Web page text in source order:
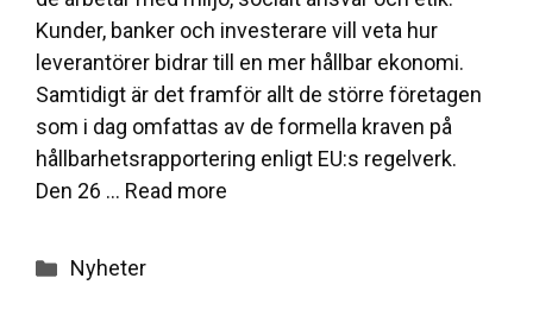
Kunder, banker och investerare vill veta hur
leverantörer bidrar till en mer hållbar ekonomi.
Samtidigt är det framför allt de större företagen
som i dag omfattas av de formella kraven på
hållbarhetsrapportering enligt EU:s regelverk.
Den 26 … Read more
Categories
Nyheter